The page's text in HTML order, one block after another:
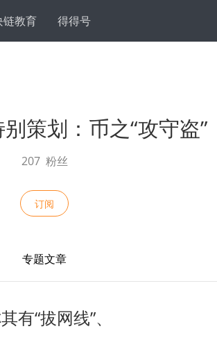
链教育 得得号
策划：币之“攻守盗”
207粉丝
订阅
专题文章
“拔网线”、